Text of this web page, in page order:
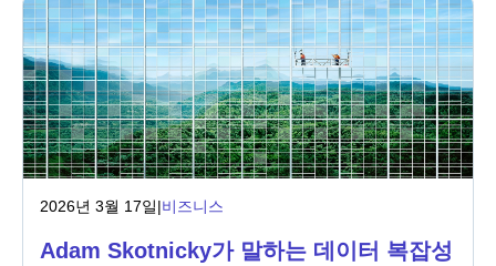
2026년 3월 17일|비즈니스
Adam Skotnicky가 말하는 데이터 복잡성